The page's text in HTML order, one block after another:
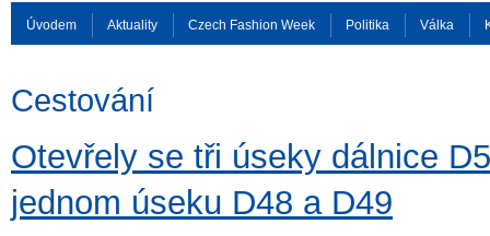
Úvodem Aktuality Czech Fashion Week Politika Válka
Cestování
Otevřely se tři úseky dálnice
jednom úseku D48 a D49